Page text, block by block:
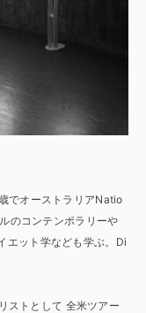
でオーストラリアNatio
のコンテンポラリーや
エット学なども学ぶ。Di
ストとして 全米ツアー